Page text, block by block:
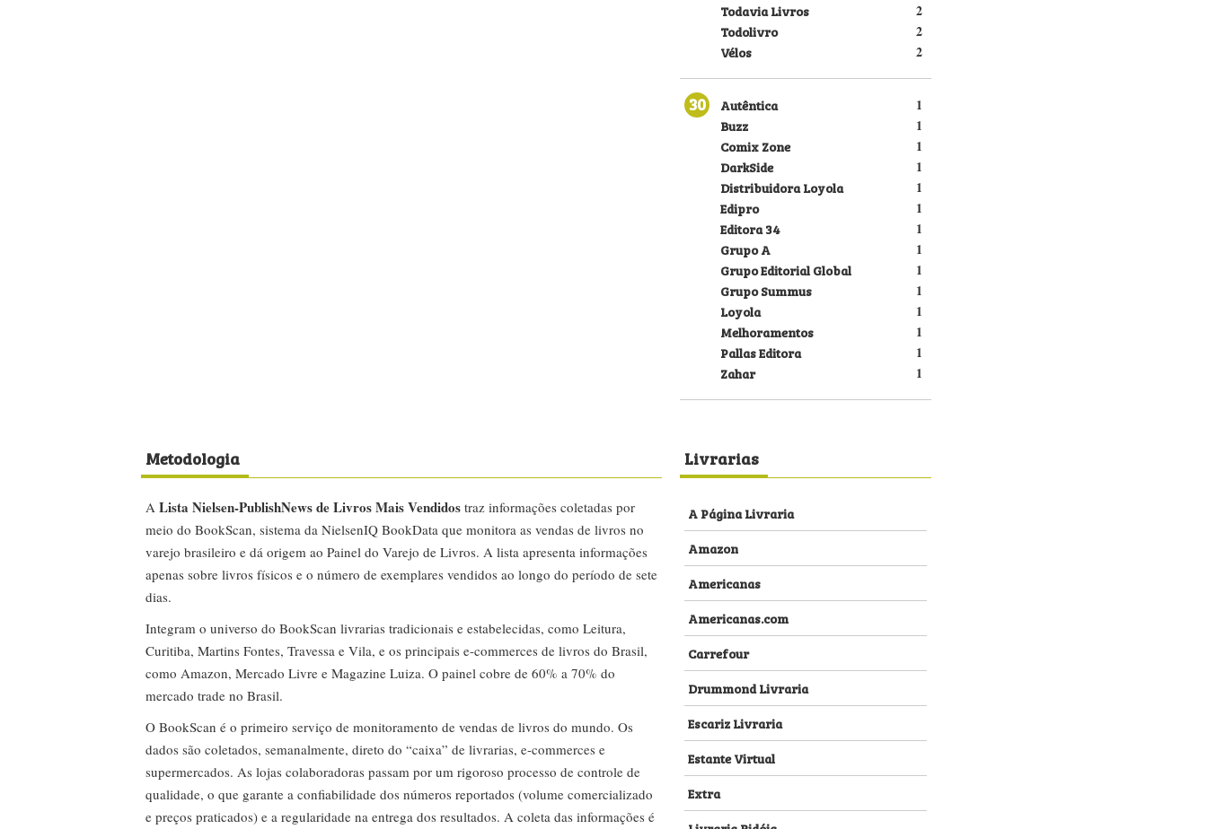
2
Todavia Livros
2
Todolivro
2
Vélos
30 1
Autêntica
1
Buzz
1
Comix Zone
1
DarkSide
1
Distribuidora Loyola
1
Edipro
1
Editora 34
1
Grupo A
1
Grupo Editorial Global
1
Grupo Summus
1
Loyola
1
Melhoramentos
1
Pallas Editora
1
Zahar
Metodologia
A Lista Nielsen-PublishNews de Livros Mais Vendidos traz informações coletadas por
meio do BookScan, sistema da NielsenIQ BookData que monitora as vendas de livros no
varejo brasileiro e dá origem ao Painel do Varejo de Livros. A lista apresenta informações
apenas sobre livros físicos e o número de exemplares vendidos ao longo do período de sete
dias.
Integram o universo do BookScan livrarias tradicionais e estabelecidas, como Leitura,
Curitiba, Martins Fontes, Travessa e Vila, e os principais e-commerces de livros do Brasil,
como Amazon, Mercado Livre e Magazine Luiza. O painel cobre de 60% a 70% do
mercado trade no Brasil.
O BookScan é o primeiro serviço de monitoramento de vendas de livros do mundo. Os
dados são coletados, semanalmente, direto do “caixa” de livrarias, e-commerces e
supermercados. As lojas colaboradoras passam por um rigoroso processo de controle de
qualidade, o que garante a confiabilidade dos números reportados (volume comercializado
e preços praticados) e a regularidade na entrega dos resultados. A coleta das informações é
Livrarias
A Página Livraria
Amazon
Americanas
Americanas.com
Carrefour
Drummond Livraria
Escariz Livraria
Estante Virtual
Extra